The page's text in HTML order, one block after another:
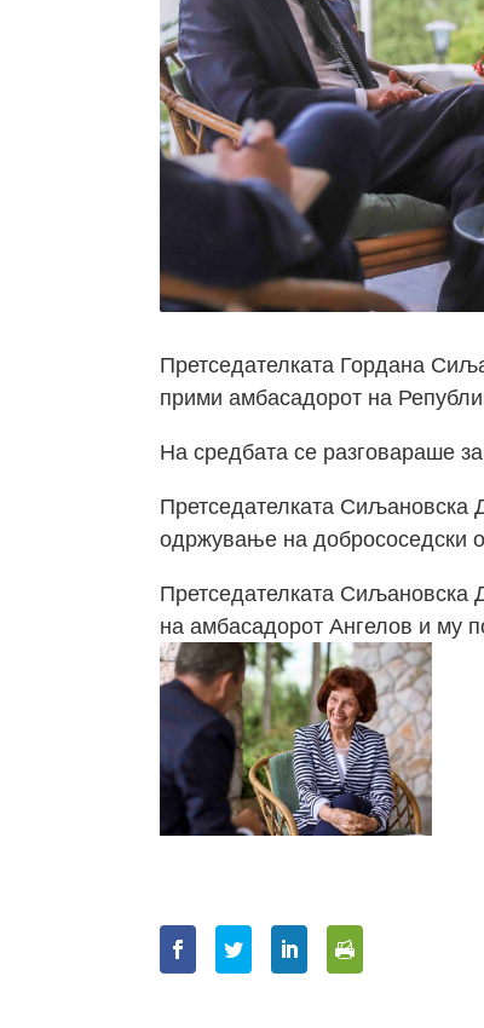
Претседателката Гордана
прими амбасадорот на
На средбата се разговараше
Претседателката Сиљановска
одржување на добрососедски
Претседателката Сиљановска
на амбасадорот Ангелов и му